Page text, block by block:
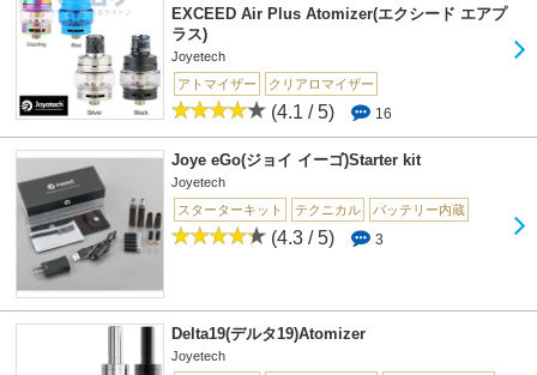
EXCEED Air Plus Atomizer(エクシード エアプ
ラス)
Joyetech
アトマイザー
クリアロマイザー
(4.1 / 5) 16
Joye eGo(ジョイ イーゴ)Starter kit
Joyetech
スターターキット
テクニカル バッテリー内蔵
(4.3 / 5) 3
Delta19(デルタ19)Atomizer
Joyetech